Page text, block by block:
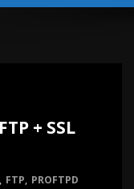
+ SSL
, FTP, PROFTPD